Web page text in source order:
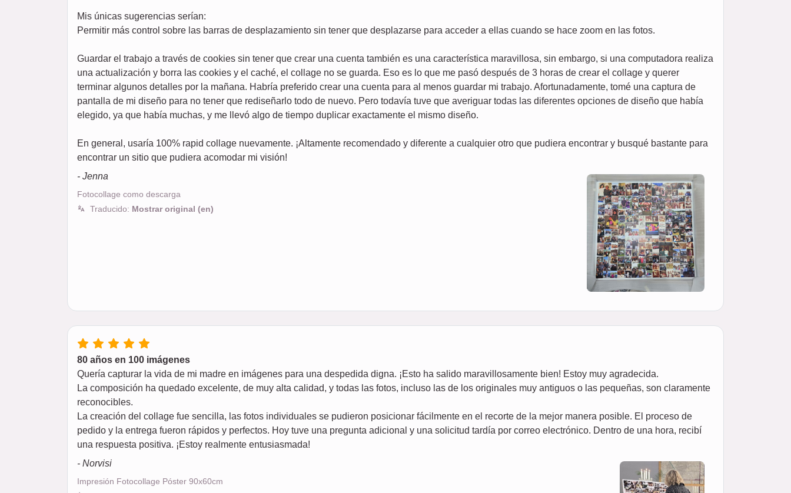
Mis únicas sugerencias serían:
Permitir más control sobre las barras de desplazamiento sin tener que desplazarse para acceder a ellas cuando se hace zoom en las fotos.
Guardar el trabajo a través de cookies sin tener que crear una cuenta también es una característica maravillosa, sin embargo, si una computadora realiza
una actualización y borra las cookies y el caché, el collage no se guarda. Eso es lo que me pasó después de 3 horas de crear el collage y querer
terminar algunos detalles por la mañana. Habría preferido crear una cuenta para al menos guardar mi trabajo. Afortunadamente, tomé una captura de
pantalla de mi diseño para no tener que rediseñarlo todo de nuevo. Pero todavía tuve que averiguar todas las diferentes opciones de diseño que había
elegido, ya que había muchas, y me llevó algo de tiempo duplicar exactamente el mismo diseño.
En general, usaría 100% rapid collage nuevamente. ¡Altamente recomendado y diferente a cualquier otro que pudiera encontrar y busqué bastante para
encontrar un sitio que pudiera acomodar mi visión!
- Jenna
Fotocollage como descarga
Traducido: Mostrar original (en)
80 años en 100 imágenes
Quería capturar la vida de mi madre en imágenes para una despedida digna. ¡Esto ha salido maravillosamente bien! Estoy muy agradecida.
La composición ha quedado excelente, de muy alta calidad, y todas las fotos, incluso las de los originales muy antiguos o las pequeñas, son claramente
reconocibles.
La creación del collage fue sencilla, las fotos individuales se pudieron posicionar fácilmente en el recorte de la mejor manera posible. El proceso de
pedido y la entrega fueron rápidos y perfectos. Hoy tuve una pregunta adicional y una solicitud tardía por correo electrónico. Dentro de una hora, recibí
una respuesta positiva. ¡Estoy realmente entusiasmada!
- Norvisi
Impresión Fotocollage Póster 90x60cm